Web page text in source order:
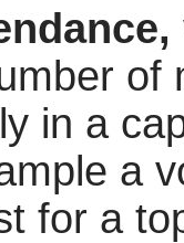
of
in a
a
for a